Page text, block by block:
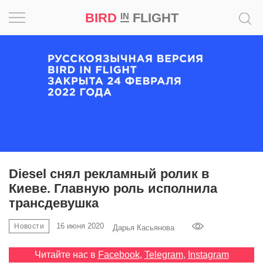
BIRD INFLIGHT
Diesel снял рекламный ролик в
Киеве. Главную роль исполнила
трансдевушка
Новости 16 июня 2020 Дарья Касьянова
Читайте нас в Facebook, Telegram, Instagram